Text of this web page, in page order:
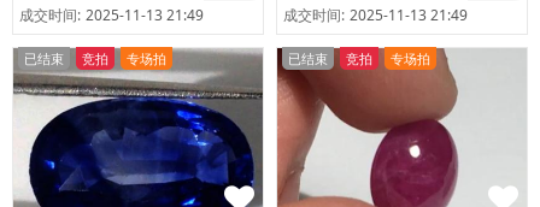
成交时间: 2025-11-13 21:49
成交时间: 2025-11-13 21:49
已结束 竞拍 专场拍 已结束 竞拍 专场拍